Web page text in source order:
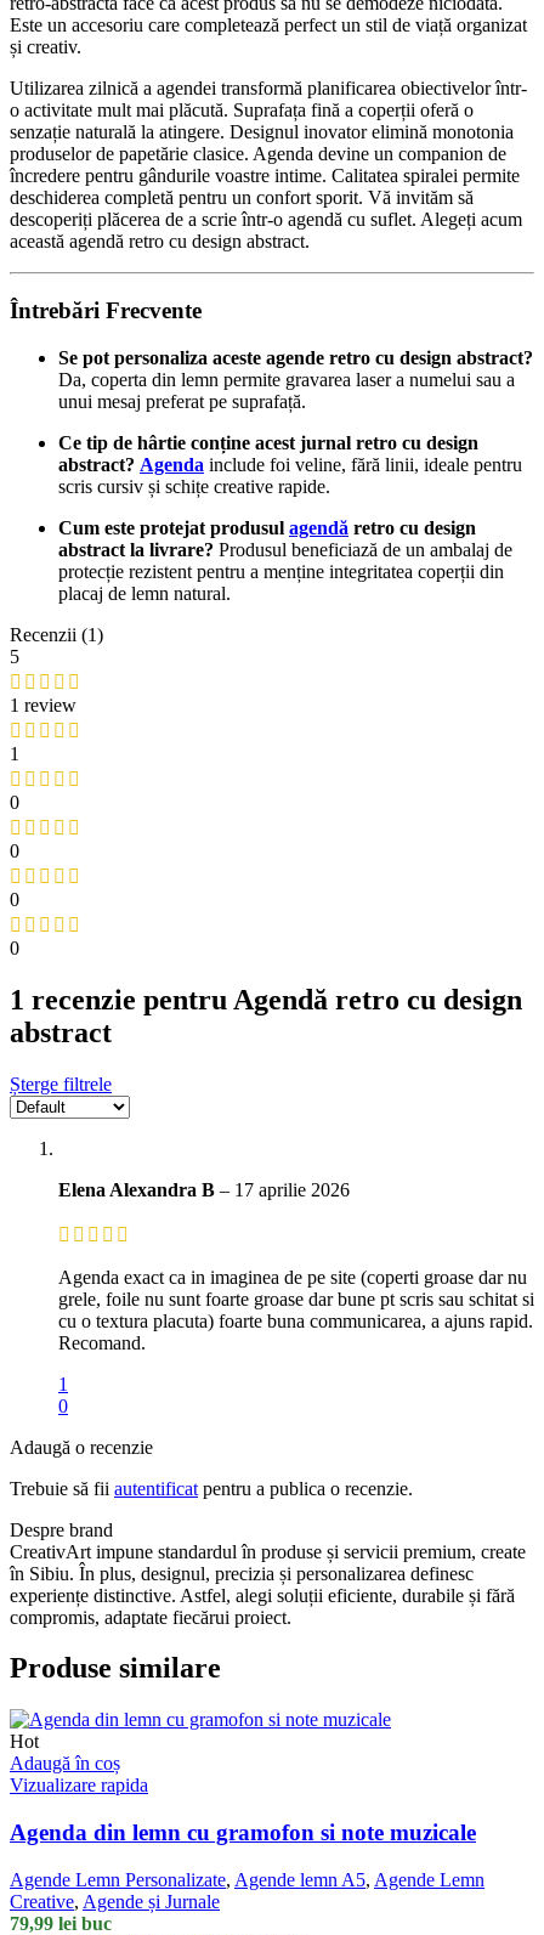
Este un accesoriu care completează perfect un stil de viață organizat
și creativ.
Utilizarea zilnică a agendei transformă planificarea obiectivelor într-
o activitate mult mai plăcută. Suprafața fină a coperții oferă o
senzație naturală la atingere. Designul inovator elimină monotonia
produselor de papetărie clasice. Agenda devine un companion de
încredere pentru gândurile voastre intime. Calitatea spiralei permite
deschiderea completă pentru un confort sporit. Vă invităm să
descoperiți plăcerea de a scrie într-o agendă cu suflet. Alegeți acum
această agendă retro cu design abstract.
Întrebări Frecvente
Se pot personaliza aceste agende retro cu design abstract?
Da, coperta din lemn permite gravarea laser a numelui sau a
unui mesaj preferat pe suprafață.
Ce tip de hârtie conține acest jurnal retro cu design
abstract? Agenda include foi veline, fără linii, ideale pentru
scris cursiv și schițe creative rapide.
Cum este protejat produsul agendă retro cu design
abstract la livrare? Produsul beneficiază de un ambalaj de
protecție rezistent pentru a menține integritatea coperții din
placaj de lemn natural.
Recenzii (1)
5
1 review
1
0
0
0
0
1 recenzie pentru Agendă retro cu design
abstract
Șterge filtrele
Elena Alexandra B – 17 aprilie 2026
Agenda exact ca in imaginea de pe site (coperti groase dar nu
grele, foile nu sunt foarte groase dar bune pt scris sau schitat si
cu o textura placuta) foarte buna communicarea, a ajuns rapid.
Recomand.
1
0
Adaugă o recenzie
Trebuie să fii autentificat pentru a publica o recenzie.
Despre brand
CreativArt impune standardul în produse și servicii premium, create
în Sibiu. În plus, designul, precizia și personalizarea definesc
experiențe distinctive. Astfel, alegi soluții eficiente, durabile și fără
compromis, adaptate fiecărui proiect.
Produse similare
Hot
Adaugă în coș
Vizualizare rapida
Agenda din lemn cu gramofon si note muzicale
Agende Lemn Personalizate, Agende lemn A5, Agende Lemn
Creative, Agende și Jurnale
79,99 lei buc